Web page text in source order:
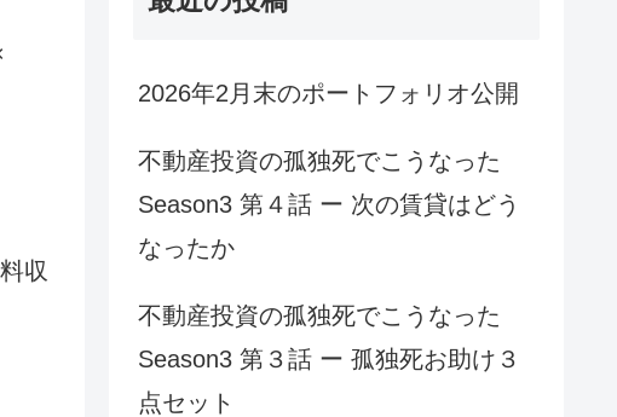
収
2026年2月末のポートフォリオ公開
不動産投資の孤独死でこうなった
Season3 第４話 ー 次の賃貸はどう
なったか
不動産投資の孤独死でこうなった
Season3 第３話 ー 孤独死お助け３
点セット